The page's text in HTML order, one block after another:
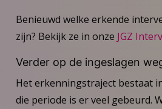
Benieuwd welke erkende
zijn? Bekijk ze in onze JGZ
Verder op de ingeslagen
Het erkenningstraject bestaat
die periode is er veel gebeurd.